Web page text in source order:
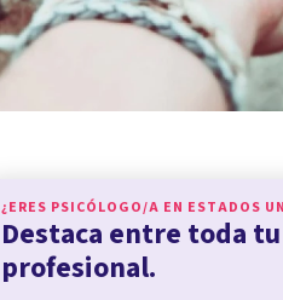
¿ERES PSICÓLOGO/A EN ESTADOS
Destaca entre toda
profesional.